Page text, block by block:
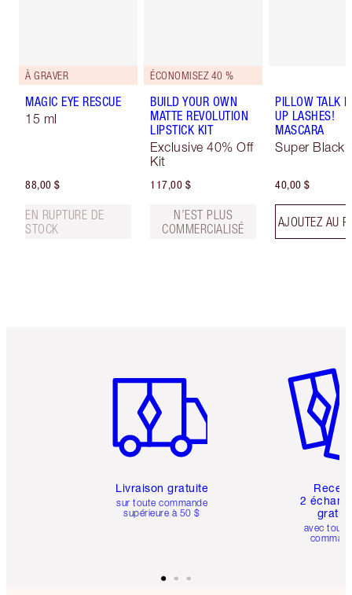
À GRAVER
MAGIC EYE RESCUE
15 ml
88,00 $
EN RUPTURE DE
STOCK
ÉCONOMISEZ 40 %
BUILD YOUR OWN
MATTE REVOLUTION
LIPSTICK KIT
Exclusive 40% Off
Kit
117,00 $
N’EST PLUS
COMMERCIALISÉ
PILLOW TALK
UP LASHES!
MASCARA
Super Black
40,00 $
AJOUTEZ AU
Livraison gratuite
sur toute commande
supérieure à 50 $
2
avec